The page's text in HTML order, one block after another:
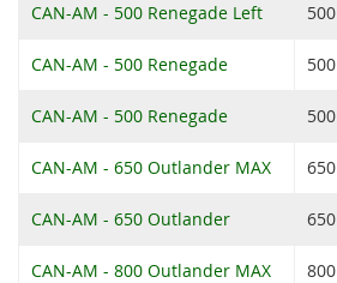
CAN-AM - 500 Renegade Left 500
CAN-AM - 500 Renegade 500
CAN-AM - 500 Renegade 500
CAN-AM - 650 Outlander MAX 650
CAN-AM - 650 Outlander 650
CAN-AM - 800 Outlander MAX 800